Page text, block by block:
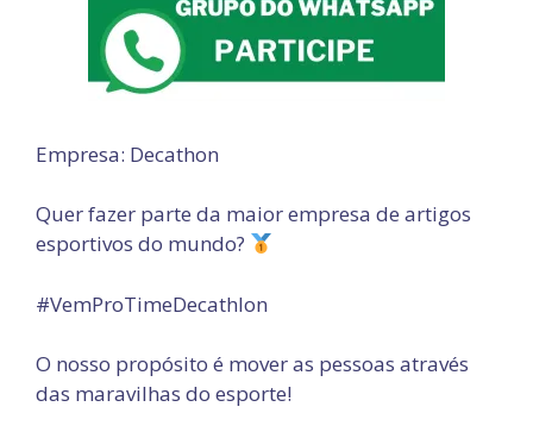
Empresa: Decathon
Quer fazer parte da maior empresa de artigos
esportivos do mundo?
#VemProTimeDecathlon
O nosso propósito é mover as pessoas através
das maravilhas do esporte!